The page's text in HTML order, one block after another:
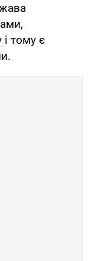
і тому є